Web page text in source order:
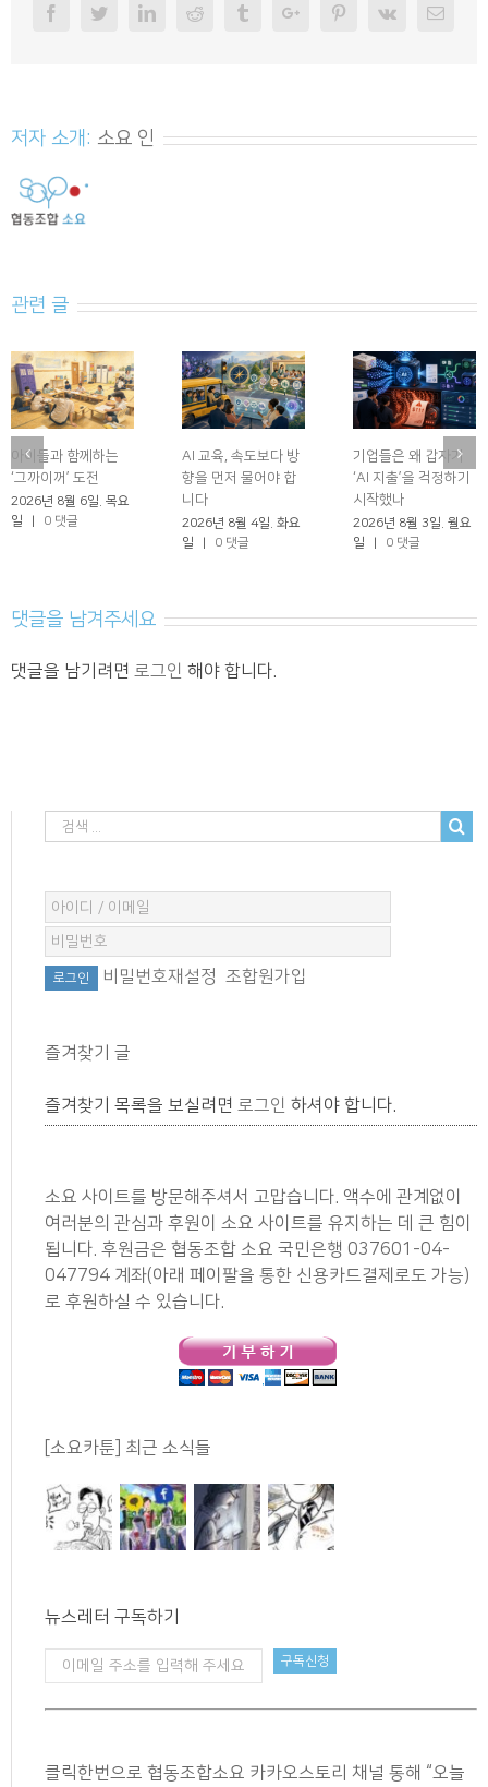
FacebookTwitterLinkedinReddit TumblrGoogleplusPinterest
Vk Email
저자 소개: 소요 인
관련 글
아이들과 함께하는
‘그까이꺼’ 도전
2026년 8월 6일. 목요
일
0 댓글
AI 교육, 속도보다 방
향을 먼저 물어야 합
니다
2026년 8월 4일. 화요
일
0 댓글
기업들은 왜 갑자기
‘AI 지출’을 걱정하기
시작했나
2026년 8월 3일. 월요
일
0 댓글
댓글을 남겨주세요
댓글을 남기려면 로그인 해야 합니다.
비밀번호재설정 조합원가입
즐겨찾기 글
즐겨찾기 목록을 보실려면 로그인 하셔야 합니다.
소요 사이트를 방문해주셔서 고맙습니다. 액수에 관계없이
여러분의 관심과 후원이 소요 사이트를 유지하는 데 큰 힘이
됩니다. 후원금은 협동조합 소요 국민은행 037601-04-
047794 계좌(아래 페이팔을 통한 신용카드결제로도 가능)
로 후원하실 수 있습니다.
[소요카툰] 최근 소식들
뉴스레터 구독하기
클릭한번으로 협동조합소요 카카오스토리 채널 통해 “오늘